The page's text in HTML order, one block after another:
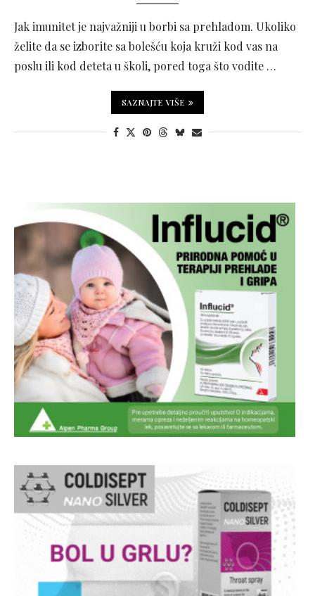
Jak imunitet je najvažniji u borbi sa prehladom. Ukoliko
želite da se izborite sa bolešću koja kruži kod vas na
poslu ili kod deteta u školi, pored toga što vodite …
SAZNAJTE VIŠE